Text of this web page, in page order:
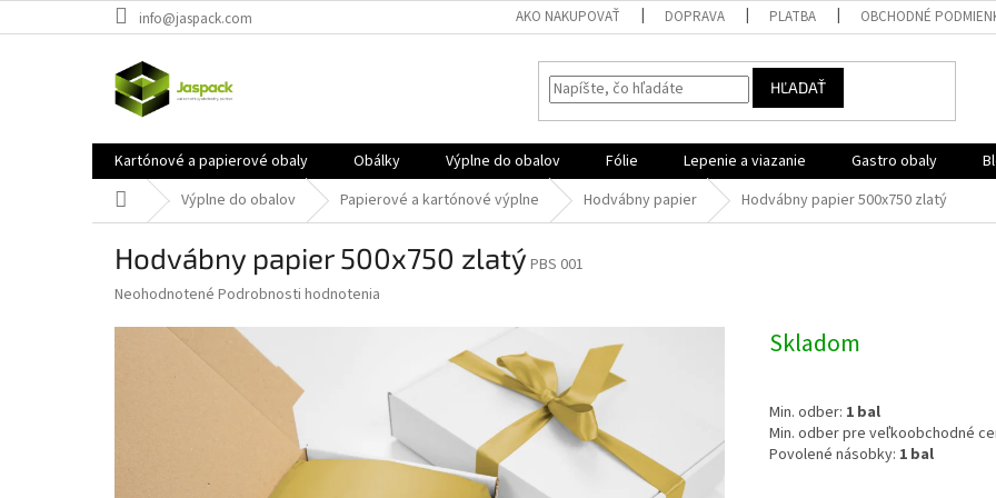
na
info@jaspack.com AKO NAKUPOVAŤ DOPRAVA PLATBA OBCHODNÉ
HĽADAŤ
Kartónové a papierové obaly Obálky Výplne do obalov Fólie Lepenie a viazanie Gastro obaly
DomovVýplne do obalov Papierové a kartónové výplne Hodvábny papier Hodvábny papier 500x750 zlatý
Hodvábny papier 500x750 zlatý PBS 001
Priemerné
produktu
Neohodnotené Podrobnosti hodnotenia
Skladom
Min. odber: 1 bal
Min. odber pre veľkoobchodné
Povolené násobky: 1 bal